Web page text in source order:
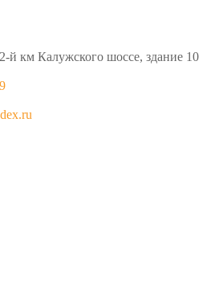
й км Калужского шоссе, здание 10